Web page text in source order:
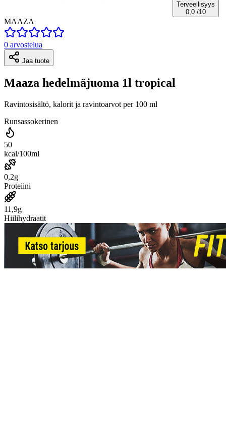
Terveellisyys
0,0 /10
MAAZA
0 arvostelua
Jaa tuote
Maaza hedelmäjuoma 1l tropical
Ravintosisältö, kalorit ja ravintoarvot per 100 ml
Runsassokerinen
50
kcal/100ml
0,2g
Proteiini
11,9g
Hiilihydraatit